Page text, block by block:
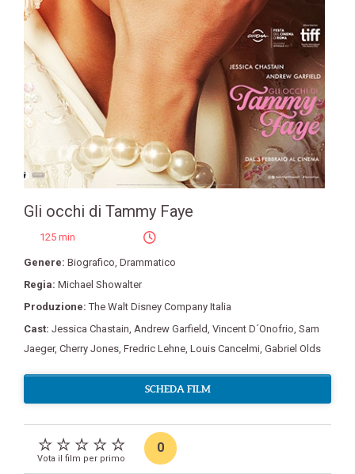
Gli occhi di Tammy Faye
125 min
Genere: Biografico, Drammatico
Regia: Michael Showalter
Produzione:The Walt Disney Company Italia
Cast: Jessica Chastain, Andrew Garfield, Vincent D´Onofrio, Sam
Jaeger, Cherry Jones, Fredric Lehne, Louis Cancelmi, Gabriel Olds
SCHEDA FILM
Vota il film per primo
0